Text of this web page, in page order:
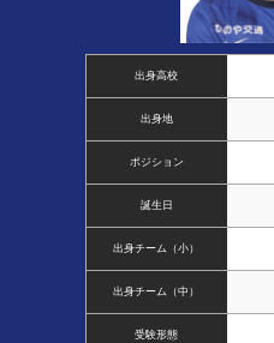
出身高校
出身地
ポジション
誕生日
出身チーム（小）
出身チーム（中）
受験形態